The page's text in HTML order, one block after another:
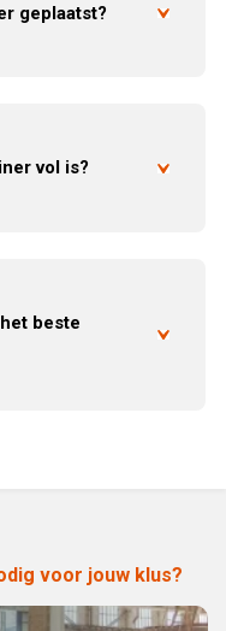
geplaatst?
vol is?
beste
voor jouw klus?